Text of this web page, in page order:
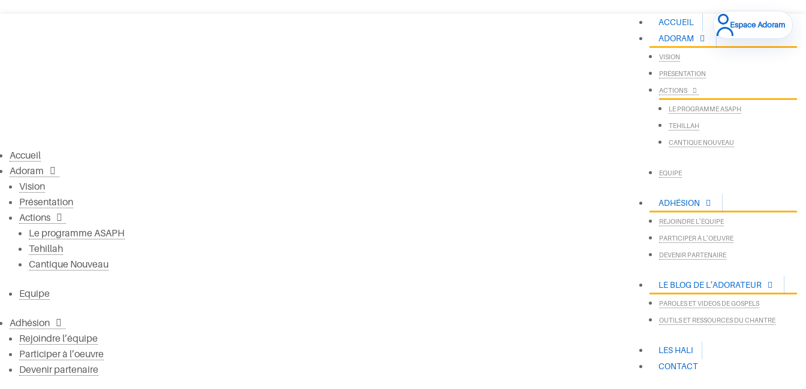
ACCUEIL
ADORAM
VISION
PRÉSENTATION
ACTIONS
LE PROGRAMME ASAPH
TEHILLAH
CANTIQUE NOUVEAU
EQUIPE
ADHÉSION
REJOINDRE L’ÉQUIPE
PARTICIPER À L’OEUVRE
DEVENIR PARTENAIRE
LE BLOG DE L’ADORATEUR
PAROLES ET VIDEOS DE GOSPELS
OUTILS ET RESSOURCES DU CHANTRE
LES HALI
CONTACT
Accueil
Adoram
Vision
Présentation
Actions
Le programme ASAPH
Tehillah
Cantique Nouveau
Equipe
Adhésion
Rejoindre l’équipe
Participer à l’oeuvre
Devenir partenaire
Espace Adoram